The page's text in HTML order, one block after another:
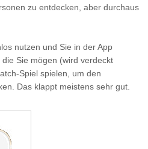
zu entdecken, aber durchaus
nutzen und Sie in der App
Sie mögen (wird verdeckt
Spiel spielen, um den
Das klappt meistens sehr gut.